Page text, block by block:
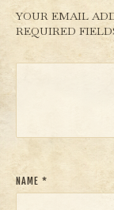
YOUR EMAIL
REQUIRED
NAME *